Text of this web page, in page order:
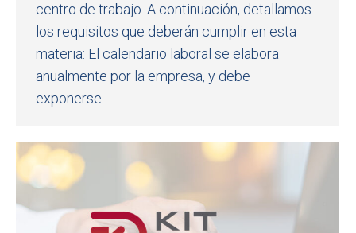
centro de trabajo. A continuación, detallamos
los requisitos que deberán cumplir en esta
materia: El calendario laboral se elabora
anualmente por la empresa, y debe
exponerse…